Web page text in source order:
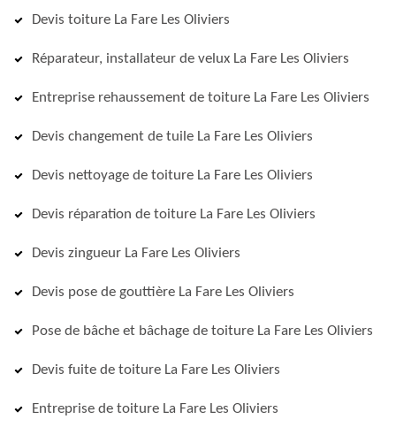
Devis toiture La Fare Les Oliviers
Réparateur, installateur de velux La Fare Les Oliviers
Entreprise rehaussement de toiture La Fare Les Oliviers
Devis changement de tuile La Fare Les Oliviers
Devis nettoyage de toiture La Fare Les Oliviers
Devis réparation de toiture La Fare Les Oliviers
Devis zingueur La Fare Les Oliviers
Devis pose de gouttière La Fare Les Oliviers
Pose de bâche et bâchage de toiture La Fare Les Oliviers
Devis fuite de toiture La Fare Les Oliviers
Entreprise de toiture La Fare Les Oliviers